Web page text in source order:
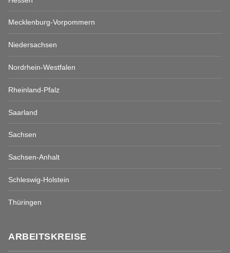
Mecklenburg-Vorpommern
Niedersachsen
Nordrhein-Westfalen
Rheinland-Pfalz
Saarland
Sachsen
Sachsen-Anhalt
Schleswig-Holstein
Thüringen
ARBEITSKREISE